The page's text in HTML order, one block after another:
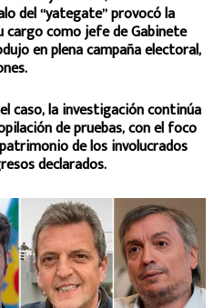
del “yategate” provocó la
cargo como jefe de Gabinete
en plena campaña electoral,
caso, la investigación continúa
de pruebas, con el foco
de los involucrados
declarados.